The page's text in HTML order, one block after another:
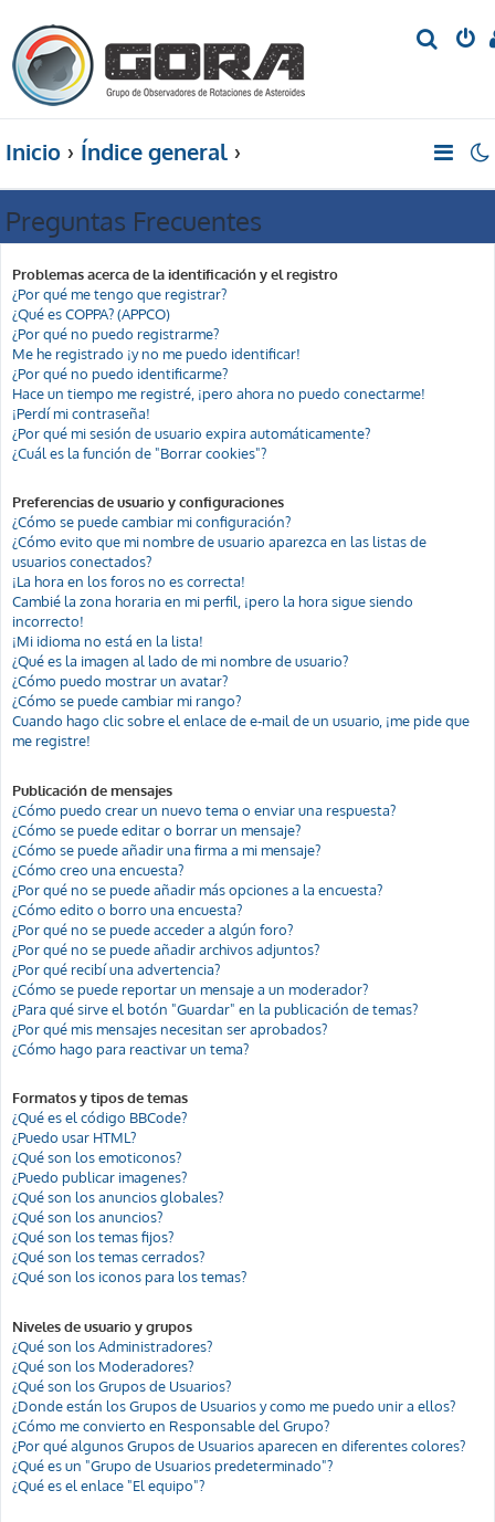
Inicio Índice general
Preguntas Frecuentes
Problemas acerca de la identificación y el registro
¿Por qué me tengo que registrar?
¿Qué es COPPA? (APPCO)
¿Por qué no puedo registrarme?
Me he registrado ¡y no me puedo identificar!
¿Por qué no puedo identificarme?
Hace un tiempo me registré, ¡pero ahora no puedo conectarme!
¡Perdí mi contraseña!
¿Por qué mi sesión de usuario expira automáticamente?
¿Cuál es la función de "Borrar cookies"?
Preferencias de usuario y configuraciones
¿Cómo se puede cambiar mi configuración?
¿Cómo evito que mi nombre de usuario aparezca en las listas de
usuarios conectados?
¡La hora en los foros no es correcta!
Cambié la zona horaria en mi perfil, ¡pero la hora sigue siendo
incorrecto!
¡Mi idioma no está en la lista!
¿Qué es la imagen al lado de mi nombre de usuario?
¿Cómo puedo mostrar un avatar?
¿Cómo se puede cambiar mi rango?
Cuando hago clic sobre el enlace de e-mail de un usuario, ¡me pide que
me registre!
Publicación de mensajes
¿Cómo puedo crear un nuevo tema o enviar una respuesta?
¿Cómo se puede editar o borrar un mensaje?
¿Cómo se puede añadir una firma a mi mensaje?
¿Cómo creo una encuesta?
¿Por qué no se puede añadir más opciones a la encuesta?
¿Cómo edito o borro una encuesta?
¿Por qué no se puede acceder a algún foro?
¿Por qué no se puede añadir archivos adjuntos?
¿Por qué recibí una advertencia?
¿Cómo se puede reportar un mensaje a un moderador?
¿Para qué sirve el botón "Guardar" en la publicación de temas?
¿Por qué mis mensajes necesitan ser aprobados?
¿Cómo hago para reactivar un tema?
Formatos y tipos de temas
¿Qué es el código BBCode?
¿Puedo usar HTML?
¿Qué son los emoticonos?
¿Puedo publicar imagenes?
¿Qué son los anuncios globales?
¿Qué son los anuncios?
¿Qué son los temas fijos?
¿Qué son los temas cerrados?
¿Qué son los iconos para los temas?
Niveles de usuario y grupos
¿Qué son los Administradores?
¿Qué son los Moderadores?
¿Qué son los Grupos de Usuarios?
¿Donde están los Grupos de Usuarios y como me puedo unir a ellos?
¿Cómo me convierto en Responsable del Grupo?
¿Por qué algunos Grupos de Usuarios aparecen en diferentes colores?
¿Qué es un "Grupo de Usuarios predeterminado"?
¿Qué es el enlace "El equipo"?